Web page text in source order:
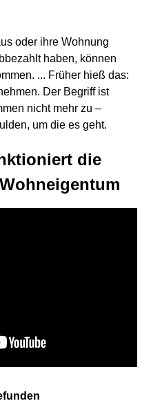
oder ihre Wohnung
haben, können
... Früher hieß das:
Der Begriff ist
nicht mehr zu –
um die es geht.
die